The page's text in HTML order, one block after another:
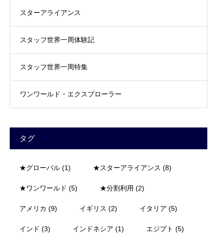
スターアライアンス
スタッフ世界一周体験記
スタッフ世界一周特集
ワンワールド・エクスプローラー
タグ
★グローバル (1) ★スターアライアンス (8)
★ワンワールド (5) ★分割利用 (2)
アメリカ (9) イギリス (2) イタリア (5)
インド (3) インドネシア (1) エジプト (5)